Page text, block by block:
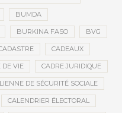
BUMDA
BURKINA FASO BVG
CADEAUX
DE VIE CADRE JURIDIQUE
DE SÉCURITÉ SOCIALE
CALENDRIER ÉLECTORAL